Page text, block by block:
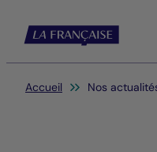
Vous êtes ici:
Accueil Nos